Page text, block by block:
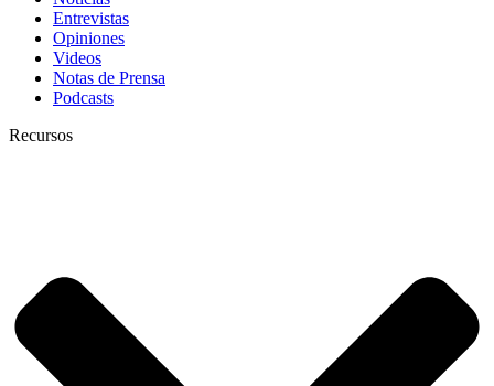
Entrevistas
Opiniones
Videos
Notas de Prensa
Podcasts
Recursos